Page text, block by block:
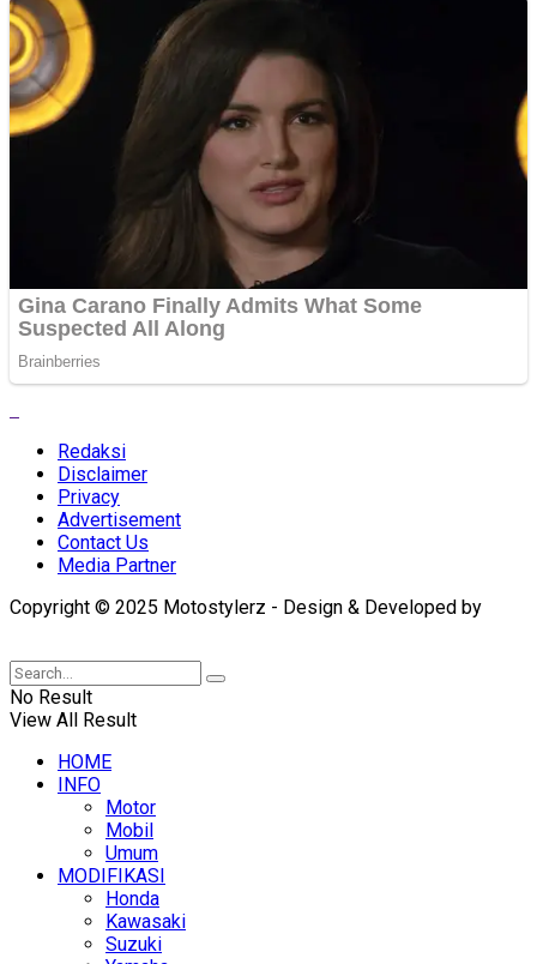
Redaksi
Disclaimer
Privacy
Advertisement
Contact Us
Media Partner
Copyright © 2025 Motostylerz - Design & Developed by
No Result
View All Result
HOME
INFO
Motor
Mobil
Umum
MODIFIKASI
Honda
Kawasaki
Suzuki